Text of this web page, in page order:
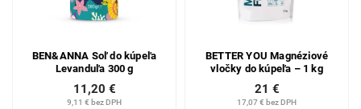
BEN&ANNA Soľ do kúpeľa
Levanduľa 300 g
9,11 € bez DPH
11,20 €
BETTER YOU Magnéziové
vločky do kúpeľa – 1 kg
17,07 € bez DPH
21 €